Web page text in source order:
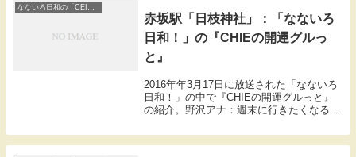
なないろ日和の「CEIEの開運ぐるっと」
赤坂駅「日枝神社」：「なないろ
日和！」の『CHIEの開運グルっ
と』
2016年年3月17日に放送された「なないろ
日和！」の中で『CHIEの開運グルっと』
の紹介。野沢アナ：週末に行きたくなる開
介。本日は赤坂駅からほど近い日枝神社。
【日枝神社】通りに面した山王口かr入って